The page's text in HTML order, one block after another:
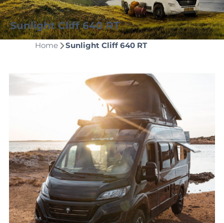
Sunlight Cliff 640 RT
Home Sunlight Cliff 640 RT